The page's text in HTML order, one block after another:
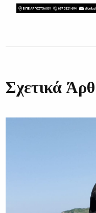
Σχετικά